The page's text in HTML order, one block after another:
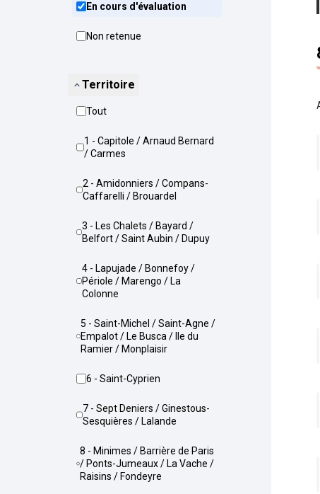
En cours d'évaluation
Non retenue
Territoire
Tout
1 - Capitole / Arnaud Bernard
/ Carmes
2 - Amidonniers / Compans-
Caffarelli / Brouardel
3 - Les Chalets / Bayard /
Belfort / Saint Aubin / Dupuy
4 - Lapujade / Bonnefoy /
Périole / Marengo / La
Colonne
5 - Saint-Michel / Saint-Agne /
Empalot / Le Busca / Ile du
Ramier / Monplaisir
6 - Saint-Cyprien
7 - Sept Deniers / Ginestous-
Sesquières / Lalande
8 - Minimes / Barrière de Paris
/ Ponts-Jumeaux / La Vache /
Raisins / Fondeyre